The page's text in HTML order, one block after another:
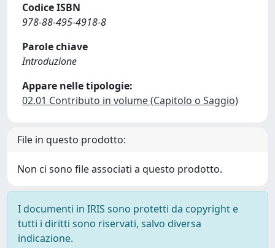
Codice ISBN
978-88-495-4918-8
Parole chiave
Introduzione
Appare nelle tipologie:
02.01 Contributo in volume (Capitolo o Saggio)
File in questo prodotto:
Non ci sono file associati a questo prodotto.
I documenti in IRIS sono protetti da copyright e
tutti i diritti sono riservati, salvo diversa
indicazione.